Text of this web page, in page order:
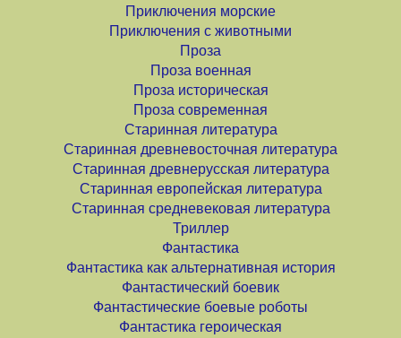
Приключения морские
Приключения с животными
Проза
Проза военная
Проза историческая
Проза современная
Старинная литература
Старинная древневосточная литература
Старинная древнерусская литература
Старинная европейская литература
Старинная средневековая литература
Триллер
Фантастика
Фантастика как альтернативная история
Фантастический боевик
Фантастические боевые роботы
Фантастика героическая